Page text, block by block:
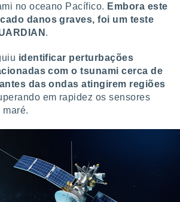
no oceano Pacífico. Embora este
danos graves, foi um teste
.
identificar perturbações
com o tsunami cerca de
das ondas atingirem regiões
em rapidez os sensores